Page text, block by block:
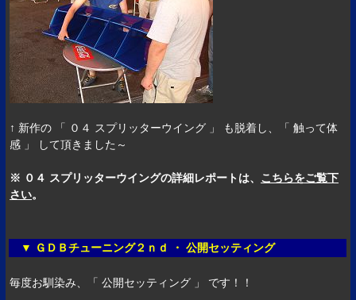
↑ 新作の 「 ０４ スプリッターウイング 」 も脱着し、「 触って体
感 」 して頂きました～
※ ０４ スプリッターウイングの詳細レポートは、 こちらをご覧下
さい。
▼ ＧＤＢチューニング２ｎｄ ・ 公開セッティング
毎度お馴染み、「 公開セッティング 」 です！！